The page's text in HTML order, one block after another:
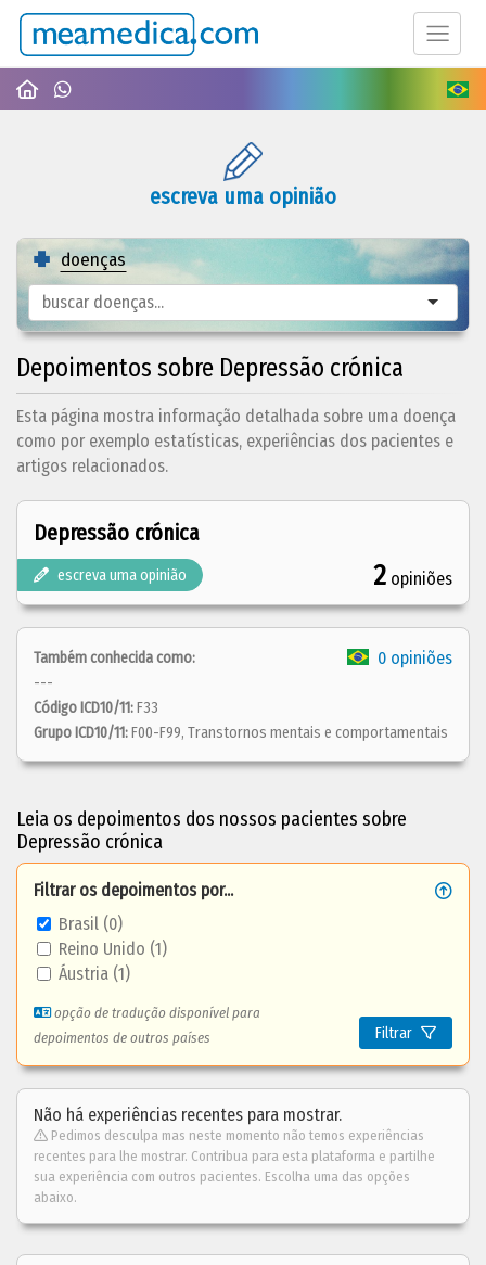
escreva uma opinião
doenças
Depoimentos sobre Depressão crónica
Esta página mostra informação detalhada sobre uma doença
como por exemplo estatísticas, experiências dos pacientes e
artigos relacionados.
Depressão crónica
2 opiniões
escreva uma opinião
0 opiniões
Também conhecida como:
---
Código ICD10/11:F33
Grupo ICD10/11:F00-F99, Transtornos mentais e comportamentais
Leia os depoimentos dos nossos pacientes sobre
Depressão crónica
Filtrar os depoimentos por...
Brasil (0)
Reino Unido (1)
Áustria (1)
opção de tradução disponível para
depoimentos de outros países
Filtrar
Não há experiências recentes para mostrar.
Pedimos desculpa mas neste momento não temos experiências
recentes para lhe mostrar. Contribua para esta plataforma e partilhe
sua experiência com outros pacientes. Escolha uma das opções
abaixo.